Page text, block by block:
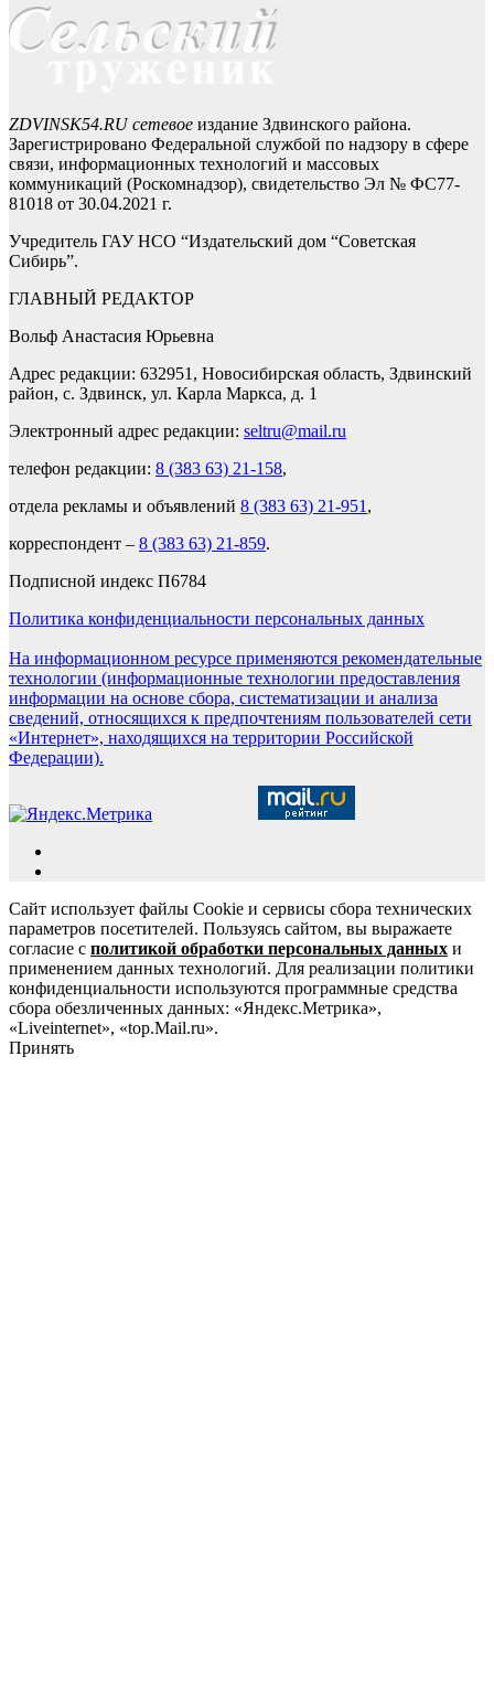
ZDVINSK54.RU сетевое издание Здвинского района.
Зарегистрировано Федеральной службой по надзору в сфере
связи, информационных технологий и массовых
коммуникаций (Роскомнадзор), свидетельство Эл № ФС77-
81018 от 30.04.2021 г.
Учредитель ГАУ НСО “Издательский дом “Советская
Сибирь”.
ГЛАВНЫЙ РЕДАКТОР
Вольф Анастасия Юрьевна
Адрес редакции: 632951, Новосибирская область, Здвинский
район, с. Здвинск, ул. Карла Маркса, д. 1
Электронный адрес редакции: seltru@mail.ru
телефон редакции: 8 (383 63) 21-158,
отдела рекламы и объявлений 8 (383 63) 21-951 ,
корреспондент – 8 (383 63) 21-859.
Подписной индекс П6784
Политика конфиденциальности персональных данных
На информационном ресурсе применяются рекомендательные
технологии (информационные технологии предоставления
информации на основе сбора, систематизации и анализа
сведений, относящихся к предпочтениям пользователей сети
«Интернет», находящихся на территории Российской
Федерации).
Сайт использует файлы Cookie и сервисы сбора технических
параметров посетителей. Пользуясь сайтом, вы выражаете
согласие с политикой обработки персональных данных и
применением данных технологий. Для реализации политики
конфиденциальности используются программные средства
сбора обезличенных данных: «Яндекс.Метрика»,
«Liveinternet», «top.Mail.ru».
Принять